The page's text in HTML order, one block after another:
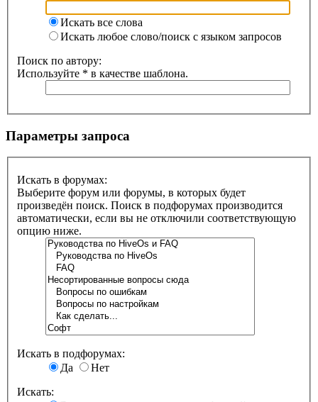
Искать все слова
Искать любое слово/поиск с языком запросов
Поиск по автору:
Используйте * в качестве шаблона.
Параметры запроса
Искать в форумах:
Выберите форум или форумы, в которых будет
произведён поиск. Поиск в подфорумах производится
автоматически, если вы не отключили соответствующую
опцию ниже.
Искать в подфорумах:
Да
Нет
Искать: